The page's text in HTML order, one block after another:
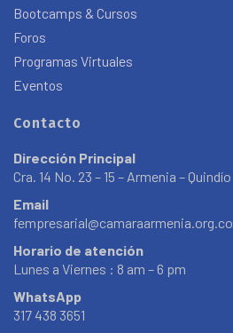
Bootcamps & Cursos
Foros
Programas Virtuales
Eventos
Contacto
Dirección Principal
Cra. 14 No. 23 – 15 – Armenia – Quindío
Email
fempresarial@camaraarmenia.org.co
Horario de atención
Lunes a Viernes : 8 am – 6 pm
WhatsApp
317 438 3651